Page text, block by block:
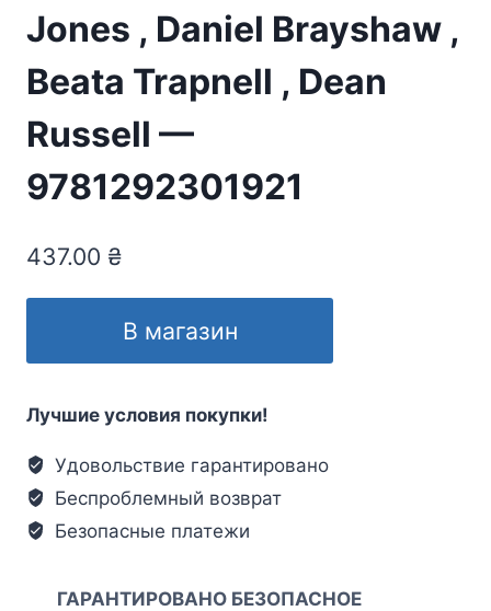
Jones , Daniel Brayshaw ,
Beata Trapnell , Dean
Russell —
9781292301921
437.00 ₴
В магазин
Лучшие условия покупки!
Удовольствие гарантировано
Беспроблемный возврат
Безопасные платежи
ГАРАНТИРОВАНО БЕЗОПАСНОЕ